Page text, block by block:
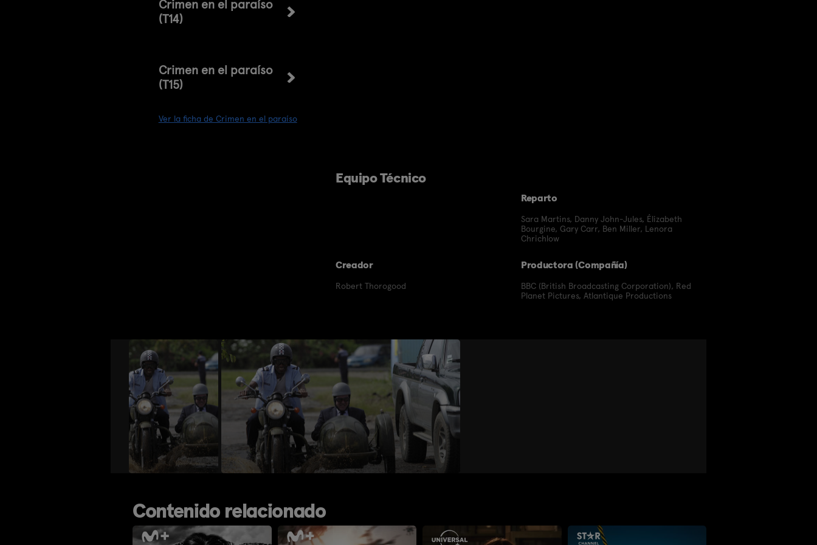
Crimen en el paraíso
(T14)
Crimen en el paraíso
(T15)
Ver la ficha de Crimen en el paraíso
Equipo Técnico
Reparto
Sara Martins, Danny John-Jules, Élizabeth
Bourgine, Gary Carr, Ben Miller, Lenora
Chrichlow
Creador
Robert Thorogood
Productora (Compañía)
BBC (British Broadcasting Corporation), Red
Planet Pictures, Atlantique Productions
Contenido relacionado